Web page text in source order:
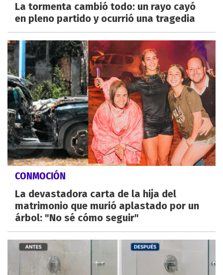
La tormenta cambió todo: un rayo cayó
en pleno partido y ocurrió una tragedia
CONMOCIÓN
La devastadora carta de la hija del
matrimonio que murió aplastado por un
árbol: "No sé cómo seguir"